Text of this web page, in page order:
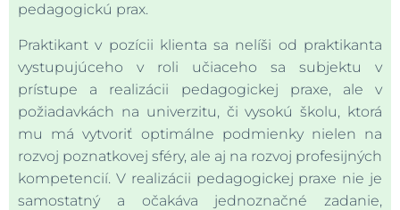
pedagogickú prax.
Praktikant v pozícii klienta sa nelíši od praktikanta
vystupujúceho v roli učiaceho sa subjektu v
prístupe a realizácii pedagogickej praxe, ale v
požiadavkách na univerzitu, či vysokú školu, ktorá
mu má vytvoriť optimálne podmienky nielen na
rozvoj poznatkovej sféry, ale aj na rozvoj profesijných
kompetencií. V realizácii pedagogickej praxe nie je
samostatný a očakáva jednoznačné zadanie,